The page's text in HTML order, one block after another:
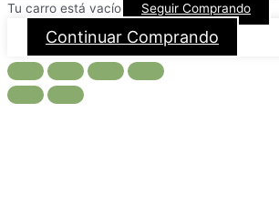
Tu carro está vacío Seguir Comprando
Continuar Comprando